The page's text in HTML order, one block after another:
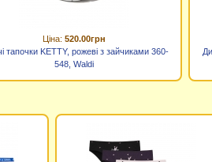
Ціна: 520.00грн
тапочки KETTY, рожеві з зайчиками 360-
548, Waldi